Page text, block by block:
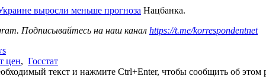
выросли меньше прогноза Нацбанка.
Подписывайтесь на наш канал https://t.me/korrespondentnet
цен, Госстат
текст и нажмите Ctrl+Enter, чтобы сообщить об этом